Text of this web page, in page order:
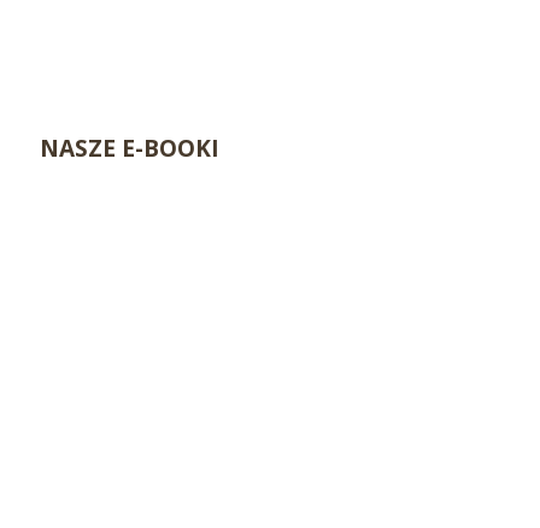
NASZE E-BOOKI